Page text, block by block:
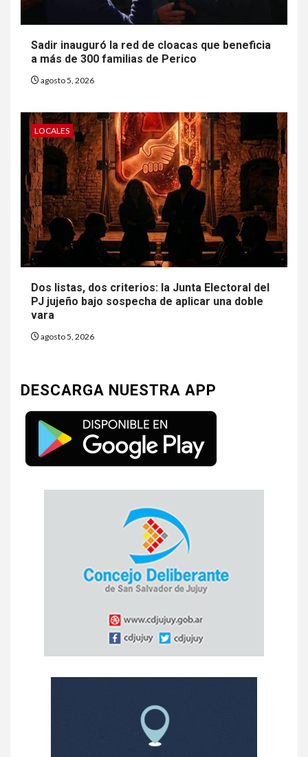
Sadir inauguró la red de cloacas que beneficia
a más de 300 familias de Perico
agosto 5, 2026
LOCALES
Dos listas, dos criterios: la Junta Electoral del
PJ jujeño bajo sospecha de aplicar una doble
vara
agosto 5, 2026
DESCARGA NUESTRA APP